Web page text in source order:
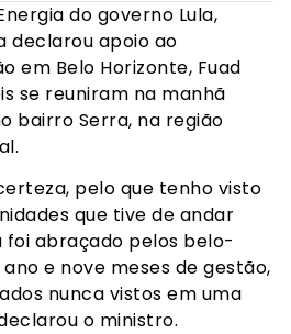
do governo Lula,
declarou apoio ao
em Belo Horizonte, Fuad
se reuniram na manhã
bairro Serra, na região
pelo que tenho visto
que tive de andar
foi abraçado pelos belo-
e nove meses de gestão,
nunca vistos em uma
o ministro.